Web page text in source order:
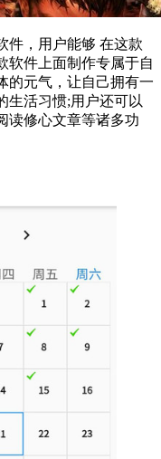
件，用户能够 在这款
软件上面制作专属于自
的元气，让自己拥有一
生活习惯;用户还可以
读修心文章等诸多功